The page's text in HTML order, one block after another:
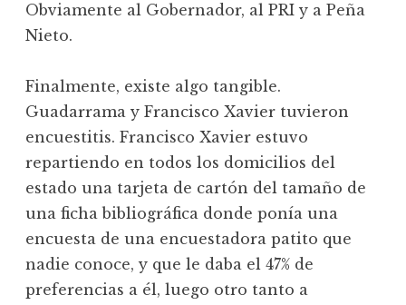
Obviamente al Gobernador, al PRI y a Peña
Nieto.
Finalmente, existe algo tangible.
Guadarrama y Francisco Xavier tuvieron
encuestitis. Francisco Xavier estuvo
repartiendo en todos los domicilios del
estado una tarjeta de cartón del tamaño de
una ficha bibliográfica donde ponía una
encuesta de una encuestadora patito que
nadie conoce, y que le daba el 47% de
preferencias a él, luego otro tanto a